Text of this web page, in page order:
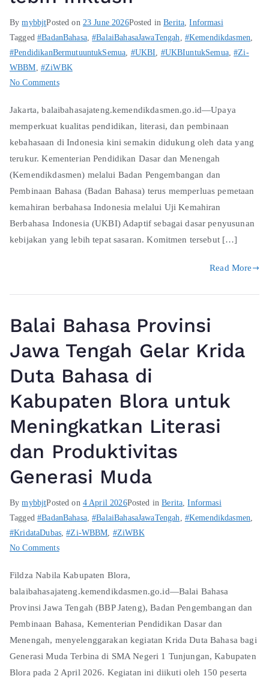
BymybbjtPosted on 23 June 2026Posted inBerita ,Informasi
Tagged#BadanBahasa,#BalaiBahasaJawaTengah #Kemendikdasmen
#PendidikanBermutuuntukSemua #UKBI #UKBIuntukSemua,#Zi-
WBBM #ZiWBK
No Comments
Jakarta, balaibahasajateng.kemendikdasmen.go.id—Upaya
memperkuat kualitas pendidikan, literasi, dan pembinaan
kebahasaan di Indonesia kini semakin didukung oleh data yang
terukur. Kementerian Pendidikan Dasar dan Menengah
(Kemendikdasmen) melalui Badan Pengembangan dan
Pembinaan Bahasa (Badan Bahasa) terus memperluas pemetaan
kemahiran berbahasa Indonesia melalui Uji Kemahiran
Berbahasa Indonesia (UKBI) Adaptif sebagai dasar penyusunan
kebijakan yang lebih tepat sasaran. Komitmen tersebut […]
Read More
Balai Bahasa Provinsi
Jawa Tengah Gelar Krida
Duta Bahasa di
Kabupaten Blora untuk
Meningkatkan Literasi
dan Produktivitas
Generasi Muda
BymybbjtPosted on 4 April 2026Posted inBerita ,Informasi
Tagged#BadanBahasa,#BalaiBahasaJawaTengah #Kemendikdasmen
#KridataDubas,#Zi-WBBM #ZiWBK
No Comments
Fildza Nabila Kabupaten Blora,
balaibahasajateng.kemendikdasmen.go.id—Balai Bahasa
Provinsi Jawa Tengah (BBP Jateng), Badan Pengembangan dan
Pembinaan Bahasa, Kementerian Pendidikan Dasar dan
Menengah, menyelenggarakan kegiatan Krida Duta Bahasa bagi
Generasi Muda Terbina di SMA Negeri 1 Tunjungan, Kabupaten
Blora pada 2 April 2026. Kegiatan ini diikuti oleh 150 peserta